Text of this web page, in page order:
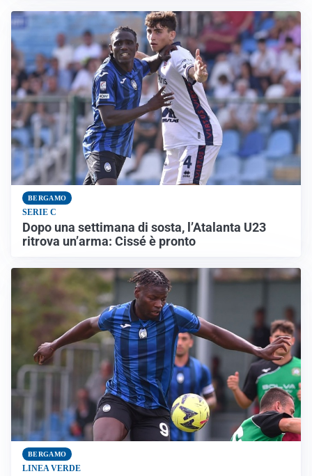
BERGAMO
SERIE C
Dopo una settimana di sosta, l’Atalanta U23
ritrova un’arma: Cissé è pronto
BERGAMO
LINEA VERDE